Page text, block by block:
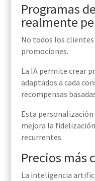
Programas
realmente
No todos los
promociones.
La IA permite crear
adaptados a cada
recompensas
Esta
mejora la
recurrentes.
Precios más
La inteligencia